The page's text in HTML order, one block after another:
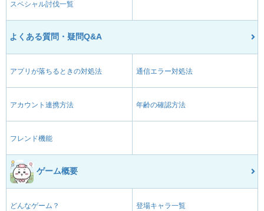
スペシャル討伐一覧
よくある質問・疑問Q&A
アプリが落ちるときの対処法 通信エラー対処法
アカウント連携方法 年齢の確認方法
フレンド機能
ゲーム概要
どんなゲーム？ 登場キャラ一覧